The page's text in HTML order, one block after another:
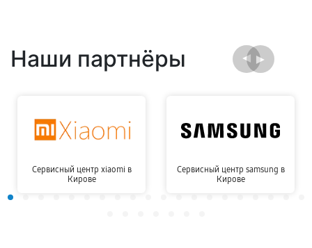
Наши партнёры
Сервисный центр xiaomi в
Кирове
Сервисный центр samsung в
Кирове